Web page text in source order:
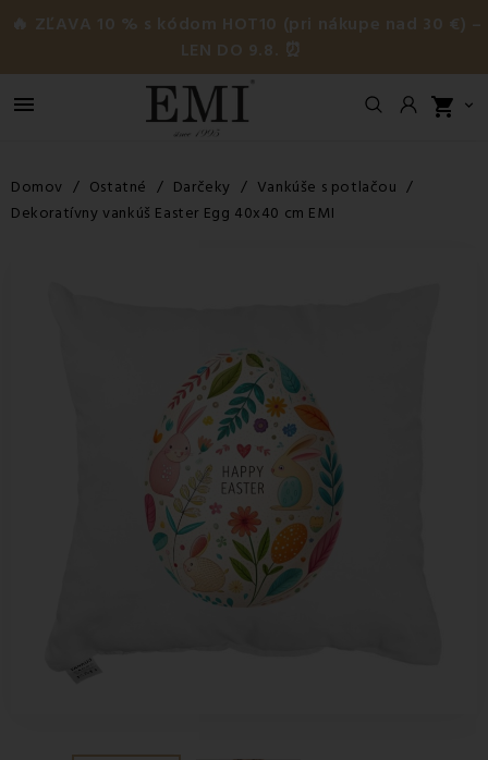
🔥 ZĽAVA 10 % s kódom HOT10 (pri nákupe nad 30 €) –
LEN DO 9.8. ⏰
 shopping_cart 
Domov Ostatné Darčeky
Vankúše s potlačou
Dekoratívny vankúš Easter Egg 40x40 cm EMI